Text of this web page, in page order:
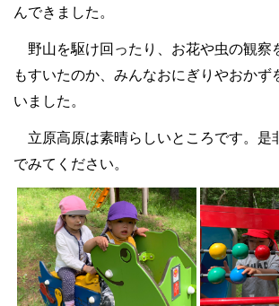
んできました。
野山を駆け回ったり、お花や虫の観察
もすいたのか、みんなおにぎりやおかず
いました。
立原高原は素晴らしいところです。是
でみてください。